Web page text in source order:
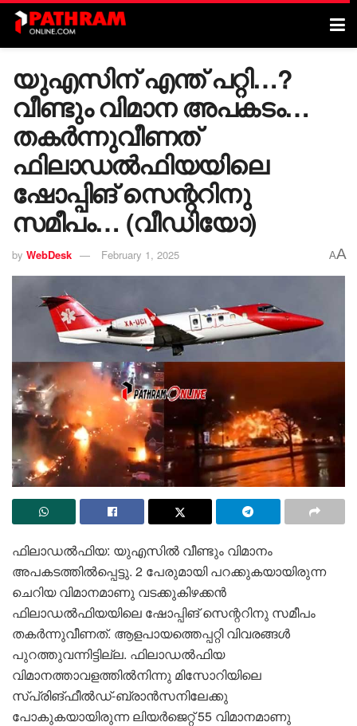
യുഎസിന് എന്ത് പറ്റി…?
വീണ്ടും വിമാന അപകടം…
തകർന്നുവീണത്
ഫിലാഡൽഫിയയിലെ
ഷോപ്പിങ് സെന്ററിനു
സമീപം… (വീഡിയോ)
by WebDesk February 1, 2025 AA
ഫിലാഡൽഫിയ: യുഎസിൽ വീണ്ടും വിമാനം
അപകടത്തിൽപ്പെട്ടു. 2 പേരുമായി പറക്കുകയായിരുന്ന
ചെറിയ വിമാനമാണു വടക്കുകിഴക്കൻ
ഫിലാഡൽഫിയയിലെ ഷോപ്പിങ് സെന്ററിനു സമീപം
തകർന്നുവീണത്. ആളപായത്തെപ്പറ്റി വിവരങ്ങൾ
പുറത്തുവന്നിട്ടില്ല. ഫിലാഡൽഫിയ
വിമാനത്താവളത്തിൽനിന്നു മിസോറിയിലെ
സ്പ്രിങ്ഫീൽഡ്-ബ്രാൻസനിലേക്കു
പോകുകയായിരുന്ന ലിയർജെറ്റ് 55 വിമാനമാണു